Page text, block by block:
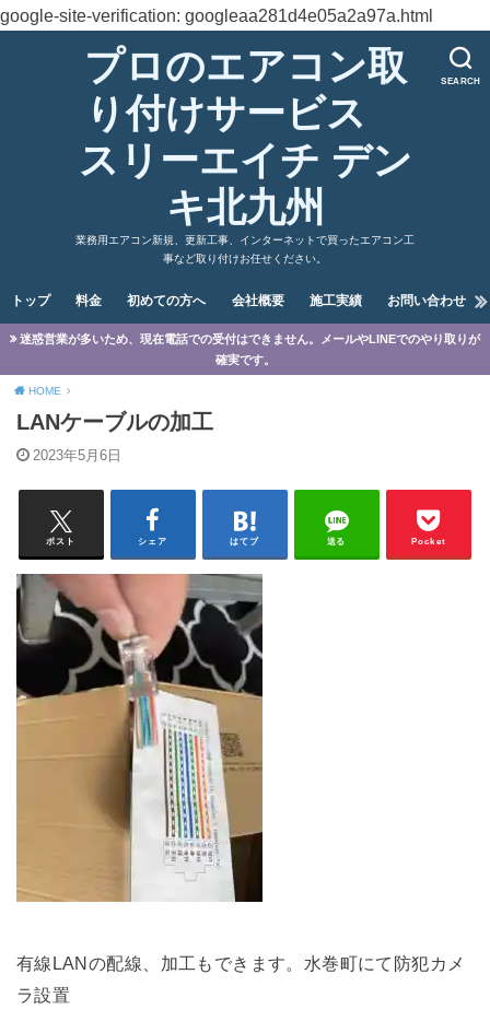
google-site-verification: googleaa281d4e05a2a97a.html
SEARCH
プロのエアコン取
り付けサービス
スリーエイチ デン
キ北九州
業務用エアコン新規、更新工事、インターネットで買ったエアコン工
事など取り付けお任せください。
トップ 料金 初めての方へ 会社概要 施工実績 お問い合わせ
迷惑営業が多いため、現在電話での受付はできません。メールやLINEでのやり取りが
確実です。
HOME
LANケーブルの加工
2023年5月6日
ポスト シェア はてブ 送る Pocket
有線LANの配線、加工もできます。水巻町にて防犯カメ
ラ設置